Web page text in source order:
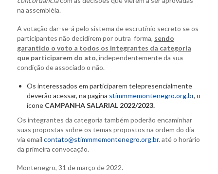
na assembléia.
A votação dar-se-á pelo sistema de escrutínio secreto se os
participantes não decidirem por outra forma, sendo
garantido o voto a todos os integrantes da categoria
que participarem do ato,independentemente da sua
condição de associado o não.
Os interessados em participarem telepresencialmente
deverão acessar, na pagina stimmmemontenegro.org.br, o
ícone CAMPANHA SALARIAL 2022/2023.
Os integrantes da categoria também poderão encaminhar
suas propostas sobre os temas propostos na ordem do dia
via email contato@stimmmemontenegro.org.br. até o horário
da primeira convocação.
Montenegro, 31 de março de 2022.